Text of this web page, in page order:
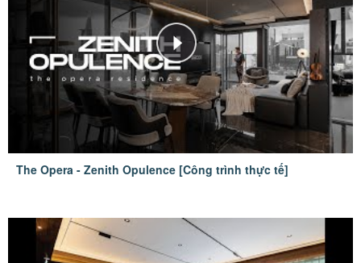
The Opera - Zenith Opulence [Công trình thực tế]